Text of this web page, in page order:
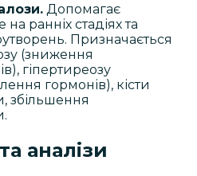
Допомагає
ранніх стадіях та
Призначається
(зниження
гіпертиреозу
гормонів), кісти
збільшення
аналізи